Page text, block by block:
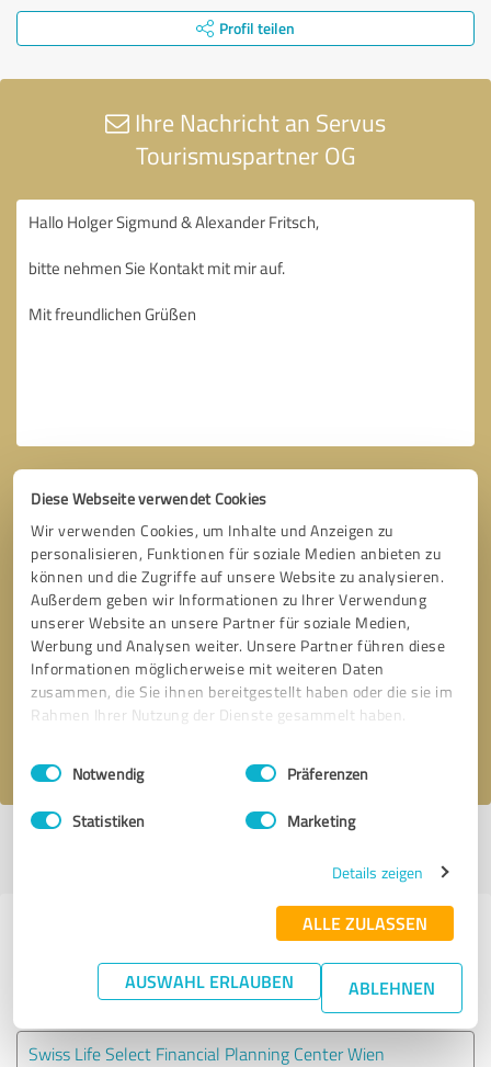
Diese Webseite verwendet Cookies
Wir verwenden Cookies, um Inhalte und Anzeigen zu
personalisieren, Funktionen für soziale Medien anbieten zu
können und die Zugriffe auf unsere Website zu analysieren.
Außerdem geben wir Informationen zu Ihrer Verwendung
unserer Website an unsere Partner für soziale Medien,
Werbung und Analysen weiter. Unsere Partner führen diese
Informationen möglicherweise mit weiteren Daten
zusammen, die Sie ihnen bereitgestellt haben oder die sie im
Rahmen Ihrer Nutzung der Dienste gesammelt haben.
Impressum Datenschutzbestimmungen
Einwilligungsauswahl
Notwendig Präferenzen
Statistiken Marketing
Details zeigen
ALLE ZULASSEN
AUSWAHL ERLAUBEN ABLEHNEN
Profil teilen
Ihre Nachricht an Servus
Tourismuspartner OG
* Erforderliche Angaben
Nachricht senden
Erfahrungen zu weiteren
Anbietern aus dem Bereich
Beratung
Swiss Life Select Financial Planning Center Wien